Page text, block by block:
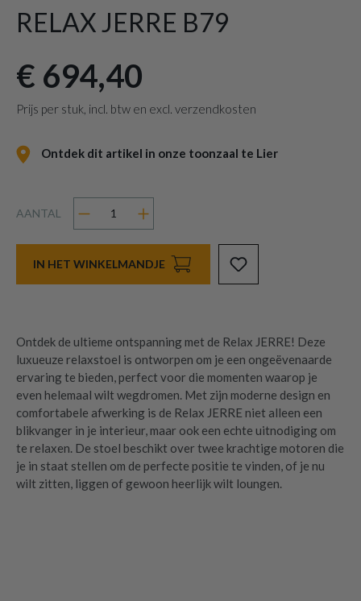
RELAX JERRE B79
€ 694,40
Prijs per stuk, incl. btw en excl. verzendkosten
Ontdek dit artikel in onze toonzaal te Lier
AANTAL
IN HET WINKELMANDJE
Ontdek de ultieme ontspanning met de Relax JERRE! Deze
luxueuze relaxstoel is ontworpen om je een ongeëvenaarde
ervaring te bieden, perfect voor die momenten waarop je
even helemaal wilt wegdromen. Met zijn moderne design en
comfortabele afwerking is de Relax JERRE niet alleen een
blikvanger in je interieur, maar ook een echte uitnodiging om
te relaxen. De stoel beschikt over twee krachtige motoren die
je in staat stellen om de perfecte positie te vinden, of je nu
wilt zitten, liggen of gewoon heerlijk wilt loungen.